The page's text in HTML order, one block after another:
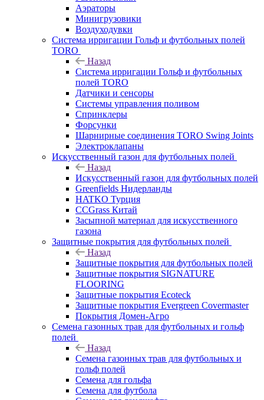
Аэраторы
Минигрузовики
Воздуходувки
Система ирригации Гольф и футбольных полей
TORO
Назад
Система ирригации Гольф и футбольных
полей TORO
Датчики и сенсоры
Системы управления поливом
Спринклеры
Форсунки
Шарнирные соединения TORO Swing Joints
Электроклапаны
Искусственный газон для футбольных полей
Назад
Искусственный газон для футбольных полей
Greenfields Нидерланды
HATKO Турция
CCGrass Китай
Засыпной материал для искусственного
газона
Защитные покрытия для футбольных полей
Назад
Защитные покрытия для футбольных полей
Защитные покрытия SIGNATURE
FLOORING
Защитные покрытия Ecoteck
Защитные покрытия Evergreen Covermaster
Покрытия Домен-Агро
Семена газонных трав для футбольных и гольф
полей
Назад
Семена газонных трав для футбольных и
гольф полей
Семена для гольфа
Семена для футбола